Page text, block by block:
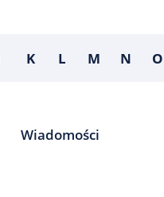
K L M N O
Wiadomości